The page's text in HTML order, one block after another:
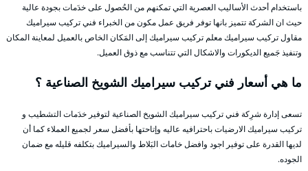
باستخدام أحدث الأساليب العصرية التي تمكنهم من الحُصول على خدَمات بجودة عالية
حيث ان الشركة تتميز بانها توفر فريق عمل مكون من الخبراء فني تركيب سيراميك
مقاول تركيب سيراميك معلم تركيب سيراميك إلى المَكان الخاص بالعميل لمعاينة المكان
وتنفيذ جَميع الديكورات والاشكال التي تتناسب مع ذوق العميل.
ما هي أسعار فني تركيب سيراميك الشويخ الصناعية ؟
تسعى إدارة شرِكة فني تركيب سيراميك الشويخ الصناعية لتوفير خدَمات التشطيب و
تركيب سيراميك الارضيات باحترافيه عاليه وإتاحتها بأفضل سعر لجميع العملاء كما أن
لديها القدرة على توفير اجود وافضل خامات البَلاط والسيراميك بتكلفه قليله مع ضمان
الجوده.